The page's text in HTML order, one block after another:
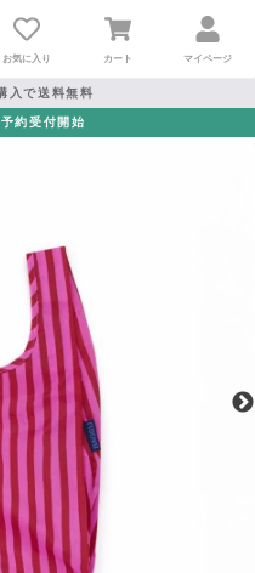
お気に入り カート マイページ
入で送料無料
約受付開始